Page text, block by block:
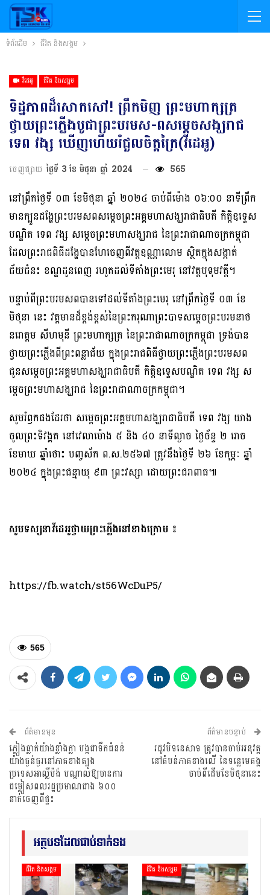
ទំព័រដើម ជីវិត និងសង្គម
វីដេអូ ជីវិត និងសង្គម
ទិដ្ឋភាពដ៏សោកសៅ! ព្រឹកមិញ ព្រះមហាក្សត្រ
ថ្វាយព្រះភ្លើងបូជាព្រះបរមស-ពសម្តេចសង្ឃរាជ
ទេព វង្ស ឃើញហើយរំជួលចិត្តក្រៃ(វីដេអូ)
ចេញផ្សាយ ថ្ងៃទី 3 ខែ មិថុនា ឆ្នាំ 2024 565
នៅព្រឹកថ្ងៃទី ០៣ ខែមិថុនា ឆ្នាំ ២០២៤ ចាប់ពីម៉ោង ០៦:០០ នាទីព្រឹក
មានក្បួនដង្ហែព្រះបរមសពសម្តេចព្រះអគ្គមហាសង្ឃរាជាធិបតី កិត្តិឧទ្ទេស
បណ្ឌិត ទេព វង្ស សម្តេចព្រះមហាសង្ឃរាជ នៃព្រះរាជាណាចក្រកម្ពុជា
ដែលព្រះរាជពិធីដង្ហែបានហែចេញពីវត្តឧណ្ណាលោម ស្ថិតក្នុងសង្កាត់
ជ័យជំនះ ខណ្ឌដូនពេញ រហូតដល់ទីតាំងព្រះមេរុ នៅវត្តបុទុមវត្តី។
បន្ទាប់ពីព្រះបរមសពបានទៅដល់ទីតាំងព្រះមេរុ នៅព្រឹកថ្ងៃទី ០៣ ខែ
មិថុនា នេះ វត្តមានដ៏ខ្ពង់ខ្ពស់នៃព្រះករុណាព្រះបាទសម្ដេចព្រះបរមនាថ
នរោត្តម សីហមុនី ព្រះមហាក្សត្រ នៃព្រះរាជាណាចក្រកម្ពុជា ទ្រង់បាន
ថ្វាយព្រះភ្លើងពីព្រះពន្លាជ័យ ក្នុងព្រះរាជពិធីថ្វាយព្រះភ្លើងព្រះបរមសព
ជូនសម្តេចព្រះអគ្គមហាសង្ឃរាជាធិបតី កិត្តិឧទ្ទេសបណ្ឌិត ទេព​ វង្ស​​​ ស
ម្តេចព្រះមហាសង្ឃរាជ នៃព្រះរាជាណាចក្រកម្ពុជា។
សូមរំឭកផងដែរថា សម្ដេចព្រះអគ្គមហាសង្ឃរាជាធិបតី ទេព វង្ស យាង
ចូលព្រះទិវង្គត នៅវេលាម៉ោង ៥ និង ៤០ នាទីល្ងាច ថ្ងៃច័ន្ទ ២ រោច
ខែមាឃ ឆ្នាំថោះ បញ្ចស័ក ព.ស.២៥៦៧ ត្រូវនឹងថ្ងៃទី ២៦ ខែកុម្ភៈ ឆ្នាំ
២០២៤ ក្នុងព្រះជន្មាយុ ៩៣ ព្រះវស្សា ដោយព្រះជរាពាធ៕
សូមទស្សនាវីដេអូថ្វាយព្រះភ្លើងនៅខាងក្រោម ៖
https://fb.watch/st56WcDuP5/
565
ព័ត៌មានមុន
ភ្លៀងធ្លាក់យ៉ាងខ្លាំងក្លា បង្កជាទឹកជំនន់
យ៉ាងធ្ងន់ធ្ងរនៅភាគខាងត្បូង
ប្រទេសអាល្លឺម៉ង់ បណ្ដាលឱ្យមានការ
ជម្លៀសពលរដ្ឋប្រមាណជាង ៦០០
នាក់ចេញពីផ្ទះ
ព័ត៌មានបន្ទាប់
រដូវបិទនេសាទ ត្រូវបានចាប់អនុវត្ត
នៅតំបន់ភាគខាងលើ នៃទន្លេមេគង្គ
ចាប់ពីដើមខែមិថុនានេះ
អត្ថបទដែលជាប់ទាក់ទង
ជីវិត និងសង្គម ជីវិត និងសង្គម